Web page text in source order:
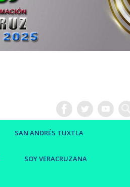
SAN ANDRÉS TUXTLA
SOY VERACRUZANA